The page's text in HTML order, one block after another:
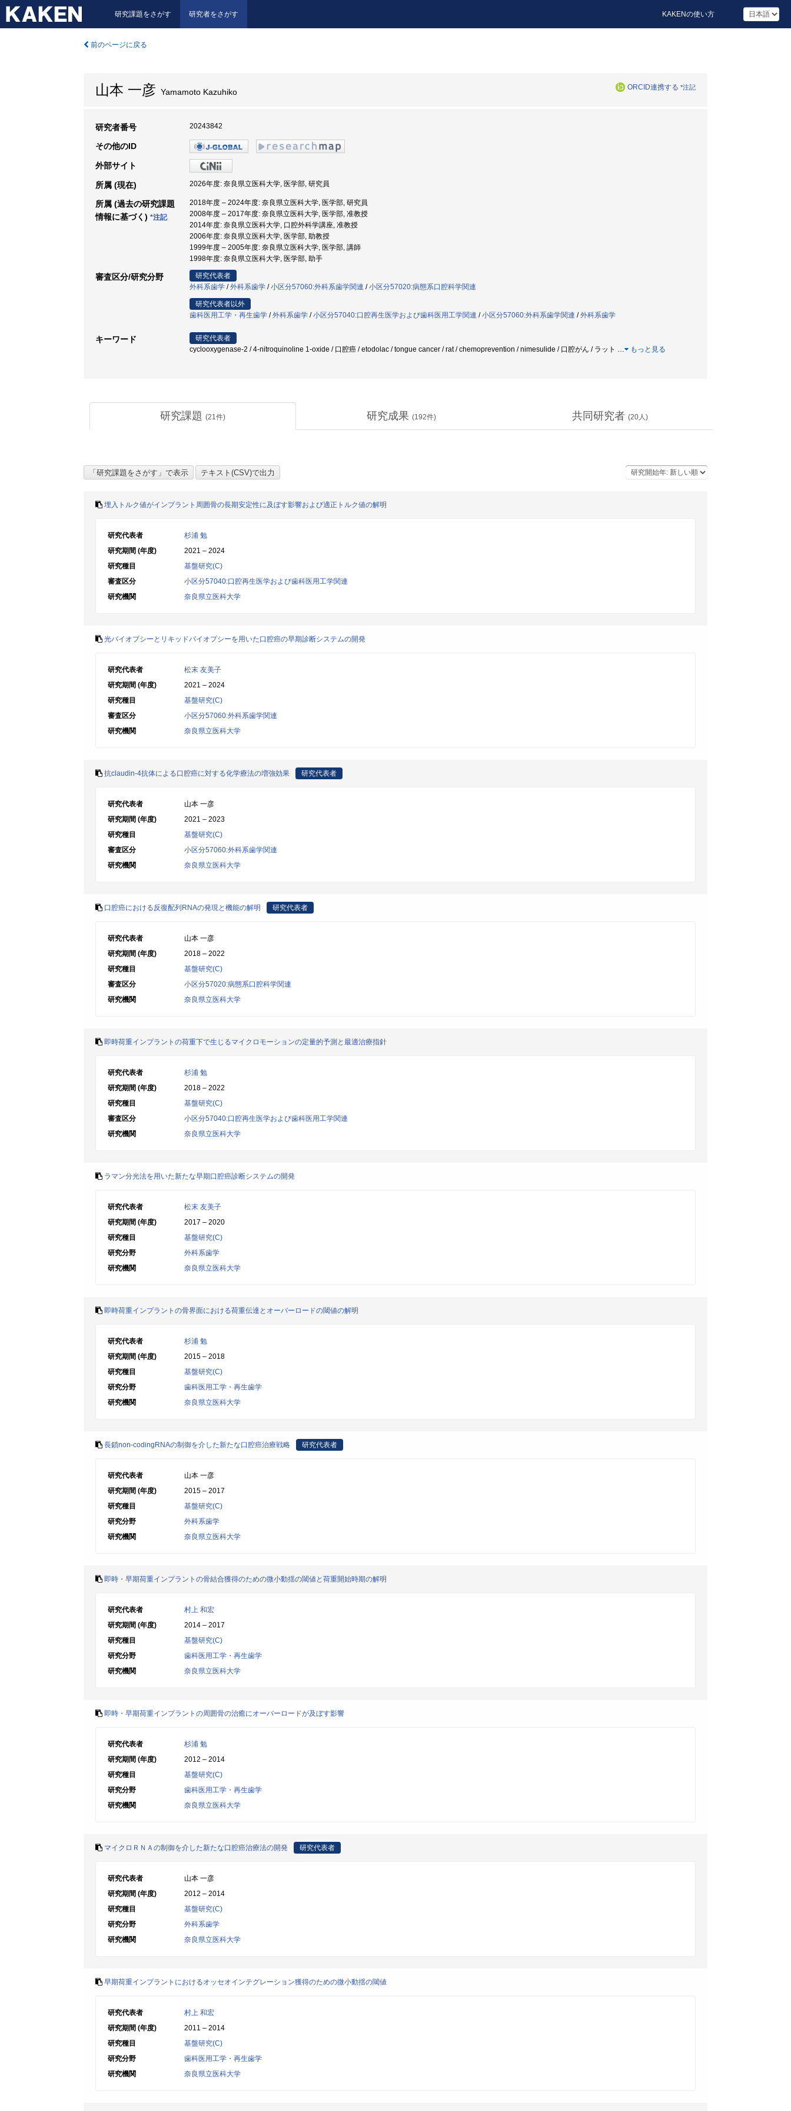
研究課題をさがす 研究者をさがす KAKENの使い方
前のページに戻る
山本 一彦 Yamamoto Kazuhiko ORCID連携する *注記
研究者番号 20243842
その他のID
外部サイト
所属 (現在) 2026年度: 奈良県立医科大学, 医学部, 研究員
所属 (過去の研究課題
情報に基づく) *注記
2018年度 – 2024年度: 奈良県立医科大学, 医学部, 研究員
2008年度 – 2017年度: 奈良県立医科大学, 医学部, 准教授
2014年度: 奈良県立医科大学, 口腔外科学講座, 准教授
2006年度: 奈良県立医科大学, 医学部, 助教授
1999年度 – 2005年度: 奈良県立医科大学, 医学部, 講師
1998年度: 奈良県立医科大学, 医学部, 助手
審査区分/研究分野
研究代表者
外科系歯学 /外科系歯学 /小区分57060:外科系歯学関連 /小区分57020:病態系口腔科学関連
研究代表者以外
歯科医用工学・再生歯学 /外科系歯学 /小区分57040:口腔再生医学および歯科医用工学関連 /小区分57060:外科系歯学関連 /外科系歯学
キーワード
研究代表者
cyclooxygenase-2 / 4-nitroquinoline 1-oxide / 口腔癌 / etodolac / tongue cancer / rat / chemoprevention / nimesulide / 口腔がん / ラット … もっと見る
研究課題 (21件) 研究成果 (192件) 共同研究者 (20人)
埋入トルク値がインプラント周囲骨の長期安定性に及ぼす影響および適正トルク値の解明
研究代表者
杉浦 勉
研究期間 (年度)
2021 – 2024
研究種目
基盤研究(C)
審査区分
小区分57040:口腔再生医学および歯科医用工学関連
研究機関
奈良県立医科大学
光バイオプシーとリキッドバイオプシーを用いた口腔癌の早期診断システムの開発
研究代表者
松末 友美子
研究期間 (年度)
2021 – 2024
研究種目
基盤研究(C)
審査区分
小区分57060:外科系歯学関連
研究機関
奈良県立医科大学
抗claudin-4抗体による口腔癌に対する化学療法の増強効果 研究代表者
研究代表者
山本 一彦
研究期間 (年度)
2021 – 2023
研究種目
基盤研究(C)
審査区分
小区分57060:外科系歯学関連
研究機関
奈良県立医科大学
口腔癌における反復配列RNAの発現と機能の解明 研究代表者
研究代表者
山本 一彦
研究期間 (年度)
2018 – 2022
研究種目
基盤研究(C)
審査区分
小区分57020:病態系口腔科学関連
研究機関
奈良県立医科大学
即時荷重インプラントの荷重下で生じるマイクロモーションの定量的予測と最適治療指針
研究代表者
杉浦 勉
研究期間 (年度)
2018 – 2022
研究種目
基盤研究(C)
審査区分
小区分57040:口腔再生医学および歯科医用工学関連
研究機関
奈良県立医科大学
ラマン分光法を用いた新たな早期口腔癌診断システムの開発
研究代表者
松末 友美子
研究期間 (年度)
2017 – 2020
研究種目
基盤研究(C)
研究分野
外科系歯学
研究機関
奈良県立医科大学
即時荷重インプラントの骨界面における荷重伝達とオーバーロードの閾値の解明
研究代表者
杉浦 勉
研究期間 (年度)
2015 – 2018
研究種目
基盤研究(C)
研究分野
歯科医用工学・再生歯学
研究機関
奈良県立医科大学
長鎖non-codingRNAの制御を介した新たな口腔癌治療戦略 研究代表者
研究代表者
山本 一彦
研究期間 (年度)
2015 – 2017
研究種目
基盤研究(C)
研究分野
外科系歯学
研究機関
奈良県立医科大学
即時・早期荷重インプラントの骨結合獲得のための微小動揺の閾値と荷重開始時期の解明
研究代表者
村上 和宏
研究期間 (年度)
2014 – 2017
研究種目
基盤研究(C)
研究分野
歯科医用工学・再生歯学
研究機関
奈良県立医科大学
即時・早期荷重インプラントの周囲骨の治癒にオーバーロードが及ぼす影響
研究代表者
杉浦 勉
研究期間 (年度)
2012 – 2014
研究種目
基盤研究(C)
研究分野
歯科医用工学・再生歯学
研究機関
奈良県立医科大学
マイクロＲＮＡの制御を介した新たな口腔癌治療法の開発 研究代表者
研究代表者
山本 一彦
研究期間 (年度)
2012 – 2014
研究種目
基盤研究(C)
研究分野
外科系歯学
研究機関
奈良県立医科大学
早期荷重インプラントにおけるオッセオインテグレーション獲得のための微小動揺の閾値
研究代表者
村上 和宏
研究期間 (年度)
2011 – 2014
研究種目
基盤研究(C)
研究分野
歯科医用工学・再生歯学
研究機関
奈良県立医科大学